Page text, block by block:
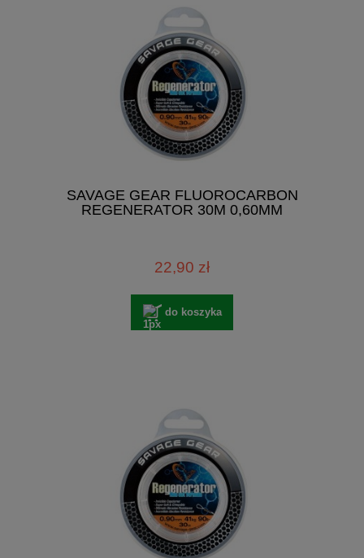
SAVAGE GEAR FLUOROCARBON
REGENERATOR 30M 0,60MM
22,90 zł
do koszyka